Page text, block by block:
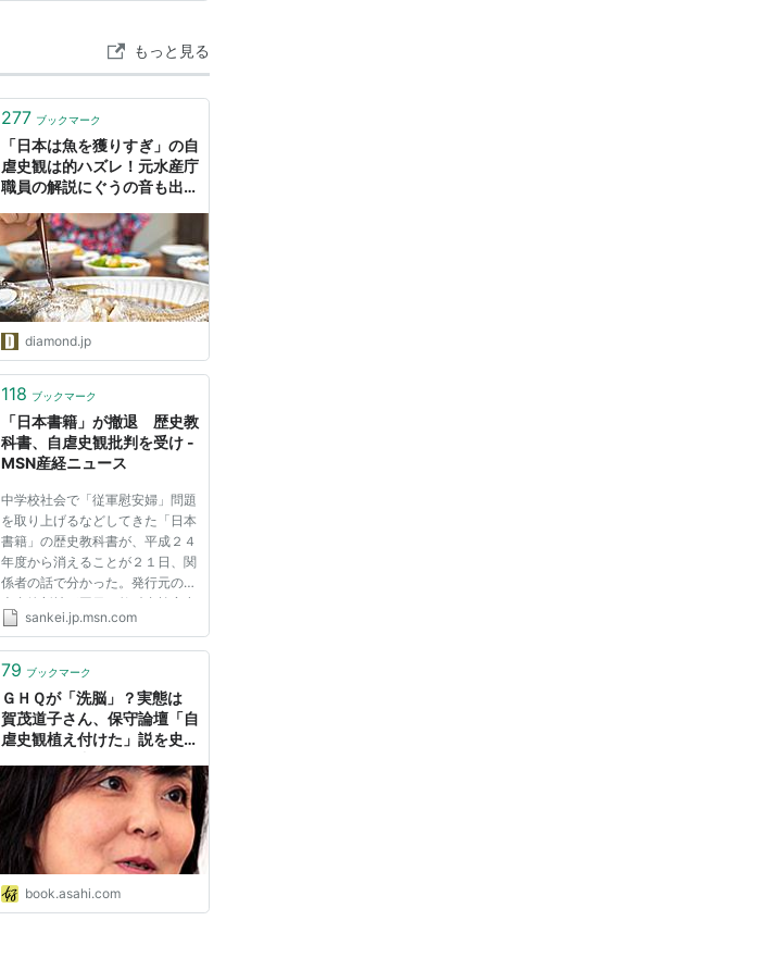
もっと見る
277 ブックマーク
「日本は魚を獲りすぎ」の自
虐史観は的ハズレ！元水産庁
職員の解説にぐうの音も出な
diamond.jp
118 ブックマーク
「日本書籍」が撤退 歴史教
科書、自虐史観批判を受け -
MSN産経ニュース
中学校社会で「従軍慰安婦」問題
を取り上げるなどしてきた「日本
書籍」の歴史教科書が、平成２４
年度から消えることが２１日、関
係者の話で分かった。発行元の日
本書籍新社が同日の教科書検定申
請期限までに、文部科学省に対し
な歴史観に基づいている」とする
sankei.jp.msn.com
79 ブックマーク
ＧＨＱが「洗脳」？実態は
賀茂道子さん、保守論壇「自
虐史観植え付けた」説を史料
book.asahi.com